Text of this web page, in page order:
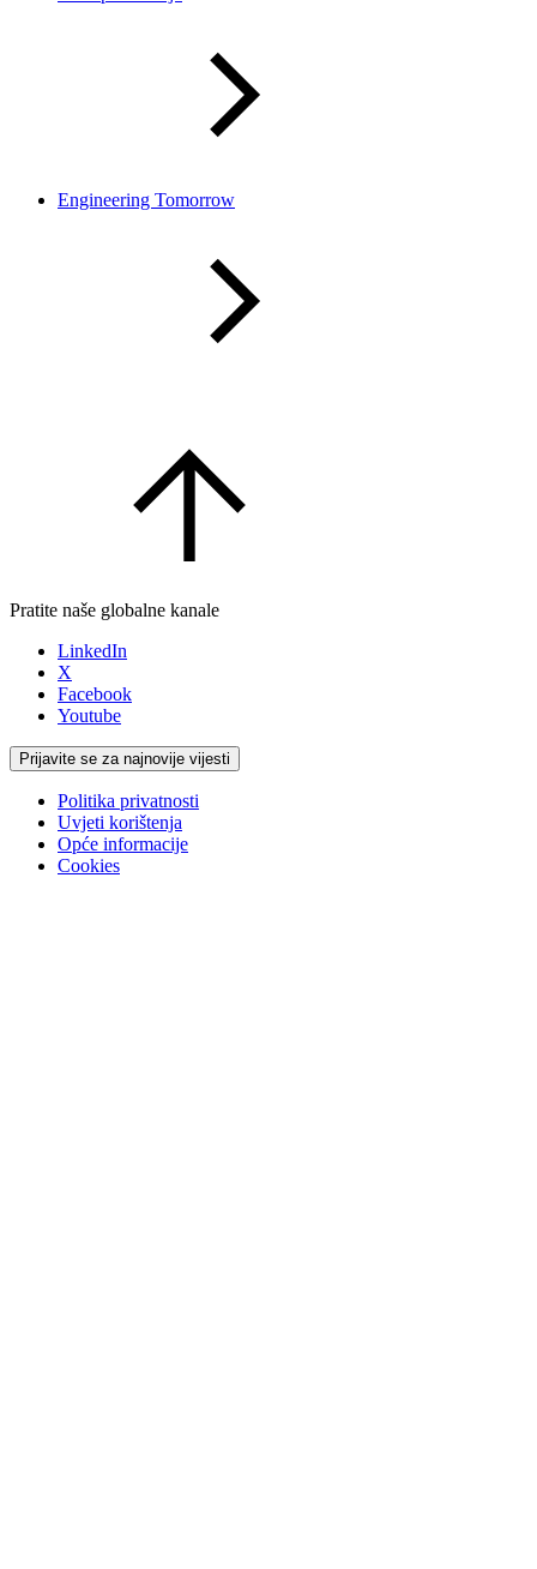
Engineering Tomorrow
Pratite naše globalne kanale
LinkedIn
X
Facebook
Youtube
Prijavite se za najnovije vijesti
Politika privatnosti
Uvjeti korištenja
Opće informacije
Cookies